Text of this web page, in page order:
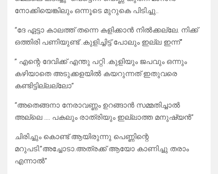
നോക്കിയെങ്കിലും ഒന്നൂടെ മുറുകെ പിടിച്ചു..
“ദേ ഏട്ടാ കാലത്ത് തന്നെ കളിക്കാൻ നിൽക്കല്ലേ. നിക്ക്
ഒത്തിരി പണിയുണ്ട് .കുളിച്ചിട്ട് പോലും ഇല്ല ഇന്ന്”
” എന്റെ ദേവിക്ക് എന്തു പറ്റി .കുളിയും ജപവും ഒന്നും
കഴിയാതെ അടുക്കളയിൽ കയറുന്നത് ഇതുവരെ
കണ്ടിട്ടില്ലല്ലോ”
“അതെങ്ങനാ നേരാവണ്ണം ഉറങ്ങാൻ സമ്മതിച്ചാൽ
അല്ലെ …. പകലും രാത്രിയും ഇല്ലാത്ത മനുഷ്യൻ”
ചിരിച്ചും കൊണ്ട് ആയിരുന്നു പെണ്ണിന്റെ
മറുപടി.”അച്ചോടാ.അത്രക്ക് ആയോ കാണിച്ചു തരാം
എന്നാൽ”